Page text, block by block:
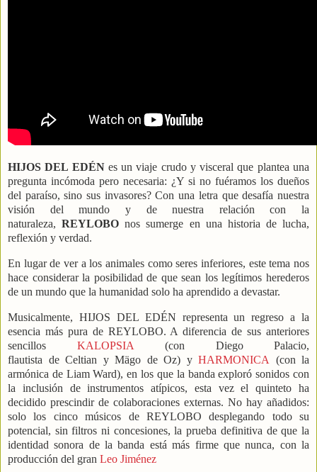
HIJOS DEL EDÉNes un viaje crudo y visceral que plantea una
pregunta incómoda pero necesaria: ¿Y si no fuéramos los dueños
del paraíso, sino sus invasores? Con una letra que desafía nuestra
visión del mundo y de nuestra relación con la
naturaleza,REYLOBO nos sumerge en una historia de lucha,
reflexión y verdad.
En lugar de ver a los animales como seres inferiores, este tema nos
hace considerar la posibilidad de que sean los legítimos herederos
de un mundo que la humanidad solo ha aprendido a devastar.
Musicalmente, HIJOS DEL EDÉN representa un regreso a la
esencia más pura de REYLOBO. A diferencia de sus anteriores
sencillos KALOPSIA (con Diego Palacio,
flautista de Celtian y Mägo de Oz) y HARMONICA
(con la
armónica de Liam Ward), en los que la banda exploró sonidos con
la inclusión de instrumentos atípicos, esta vez el quinteto ha
decidido prescindir de colaboraciones externas. No hay añadidos:
solo los cinco músicos de REYLOBO desplegando todo su
potencial, sin filtros ni concesiones, la prueba definitiva de que la
identidad sonora de la banda está más firme que nunca, con la
producción del gran Leo Jiménez